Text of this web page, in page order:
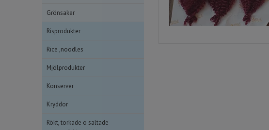
Grönsaker
Risprodukter
Rice ,noodles
Mjölprodukter
Konserver
Kryddor
Rökt, torkade o saltade